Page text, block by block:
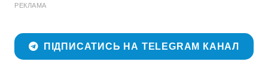
РЕКЛАМА
ПІДПИСАТИСЬ НА TELEGRAM КАНАЛ